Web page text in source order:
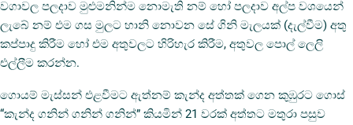
වගාවල පලදාව මුළුමනින්ම නොමැති නම් හෝ පලදාව අල්ප වශයෙන්
ලැබේ නම් එම ගස මුලට හානි නොවන සේ ගිනි මැලයක් (දැල්වීම) අතු
කප්පාදු කිරීම හෝ එම අතුවලට හිරිහැර කිරීම, අතුවල පොල් ලෙලි
එල්ලීම කරන්න.
ගොයම් මැස්සන් එළවීමට ඇත්නම් කැන්ද අත්තක් ගෙන කුඹුරට ගොස්
“කැන්ද ගනින් ගනින් ගනින්” කියමින් 21 වරක් අත්තට මතුරා පසුව